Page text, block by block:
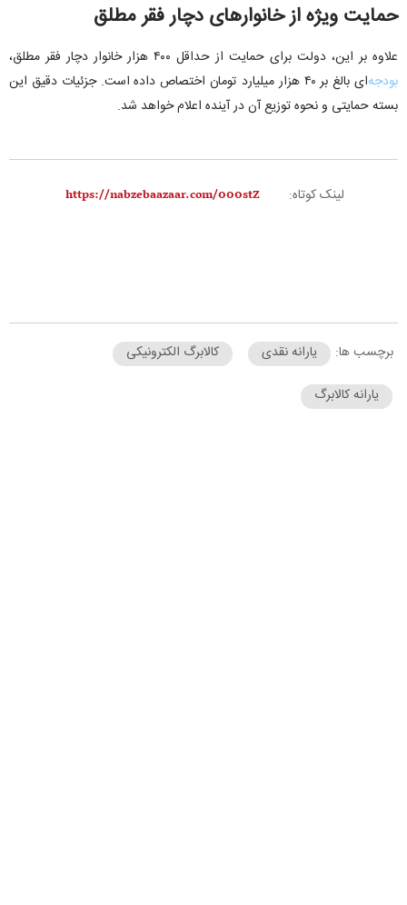
حمایت ویژه از خانوارهای دچار فقر مطلق
علاوه بر این، دولت برای حمایت از حداقل ۴۰۰ هزار خانوار دچار فقر مطلق،
بودجه‌
ای بالغ بر ۴۰ هزار میلیارد تومان اختصاص داده است. جزئیات دقیق این
بسته حمایتی و نحوه توزیع آن در آینده اعلام خواهد شد.
لینک کوتاه:
برچسب ها: یارانه نقدی
کالابرگ الکترونیکی
یارانه کالابرگ